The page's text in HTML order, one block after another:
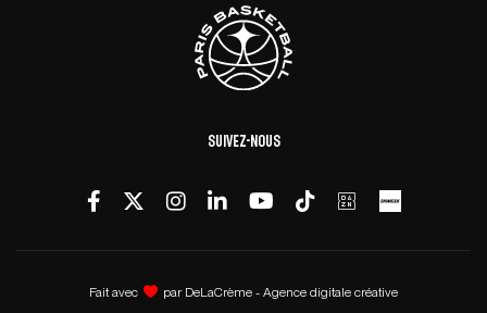
Suivez-nous
Fait avec par DeLaCrème - Agence digitale créative